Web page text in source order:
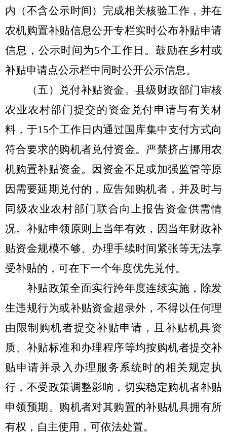
内（不含公示时间）完成相关核验工作，并在
农机购置补贴信息公开专栏实时公布补贴申请
信息，公示时间为5个工作日。鼓励在乡村或
补贴申请点公示栏中同时公开公示信息。
（五）兑付补贴资金。 县级财政部门审核
农业农村部门提交的资金兑付申请与有关材
料，于15个工作日内通过国库集中支付方式向
符合要求的购机者兑付资金。严禁挤占挪用农
机购置补贴资金。因资金不足或加强监管等原
因需要延期兑付的，应告知购机者，并及时与
同级农业农村部门联合向上报告资金供需情
况。补贴申领原则上当年有效，因当年财政补
贴资金规模不够、办理手续时间紧张等无法享
受补贴的，可在下一个年度优先兑付。
补贴政策全面实行跨年度连续实施，除发
生违规行为或补贴资金超录外，不得以任何理
由限制购机者提交补贴申请，且补贴机具资
质、补贴标准和办理程序等均按购机者提交补
贴申请并录入办理服务系统时的相关规定执
行，不受政策调整影响，切实稳定购机者补贴
申领预期。购机者对其购置的补贴机具拥有所
有权，自主使用，可依法处置。